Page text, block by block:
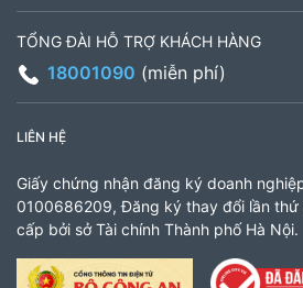
TỔNG ĐÀI HỖ TRỢ KHÁCH HÀNG
18001090 (miễn phí)
LIÊN HỆ
Giấy chứng nhận đăng ký doanh
0100686209, Đăng ký thay đổi lần
cấp bởi sở Tài chính Thành phố Hà Nội.